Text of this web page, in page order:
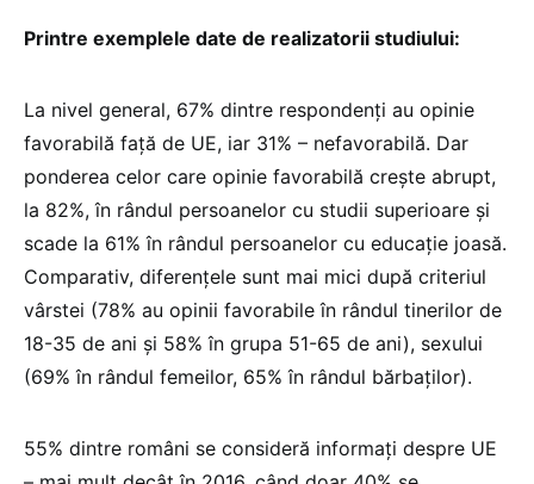
Printre exemplele date de realizatorii studiului:
La nivel general, 67% dintre respondenți au opinie
favorabilă față de UE, iar 31% – nefavorabilă. Dar
ponderea celor care opinie favorabilă crește abrupt,
la 82%, în rândul persoanelor cu studii superioare și
scade la 61% în rândul persoanelor cu educație joasă.
Comparativ, diferențele sunt mai mici după criteriul
vârstei (78% au opinii favorabile în rândul tinerilor de
18-35 de ani și 58% în grupa 51-65 de ani), sexului
(69% în rândul femeilor, 65% în rândul bărbaților).
55% dintre români se consideră informați despre UE